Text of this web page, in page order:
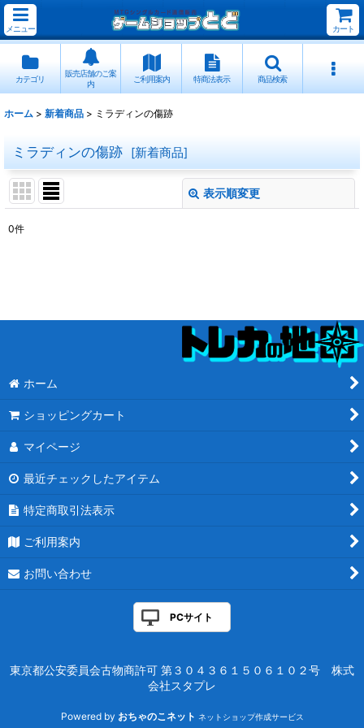
メニュー カート
カテゴリ
販売店舗のご案
内
ご利用案内 特商法表示 商品検索
ホーム > 新着商品 > ミラディンの傷跡
ミラディンの傷跡 [新着商品]
表示順変更
絞り込む
0件
ホーム
ショッピングカート
マイページ
最近チェックしたアイテム
特定商取引法表示
ご利用案内
お問い合わせ
PCサイト
東京都公安委員会古物商許可 第３０４３６１５０６１０２号 株式
会社スタプレ
Powered by おちゃのこネット ネットショップ作成サービス